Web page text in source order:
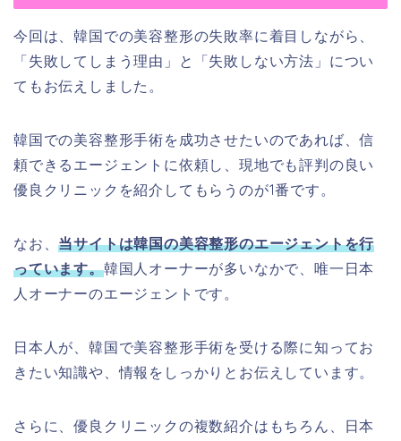
今回は、韓国での美容整形の失敗率に着目しながら、
「失敗してしまう理由」と「失敗しない方法」につい
てもお伝えしました。
韓国での美容整形手術を成功させたいのであれば、信
頼できるエージェントに依頼し、現地でも評判の良い
優良クリニックを紹介してもらうのが1番です。
なお、当サイトは韓国の美容整形のエージェントを行
っています。韓国人オーナーが多いなかで、唯一日本
人オーナーのエージェントです。
日本人が、韓国で美容整形手術を受ける際に知ってお
きたい知識や、情報をしっかりとお伝えしています。
さらに、優良クリニックの複数紹介はもちろん、日本